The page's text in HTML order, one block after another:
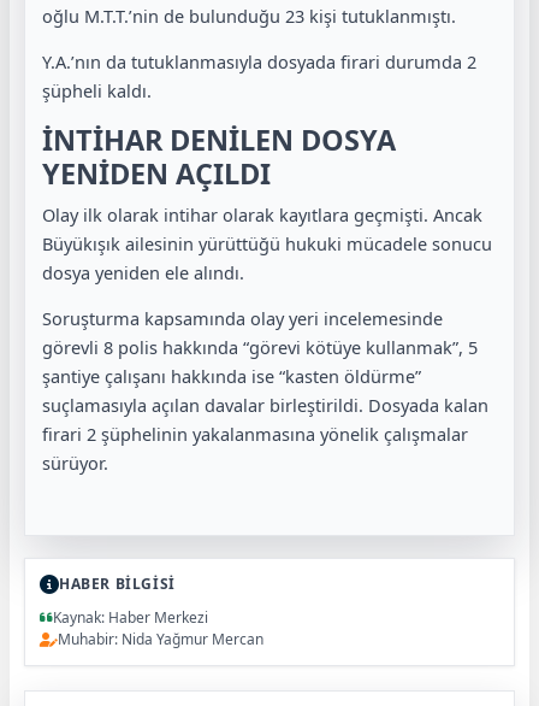
oğlu M.T.T.’nin de bulunduğu 23 kişi tutuklanmıştı.
Y.A.’nın da tutuklanmasıyla dosyada firari durumda 2
şüpheli kaldı.
İNTİHAR DENİLEN DOSYA
YENİDEN AÇILDI
Olay ilk olarak intihar olarak kayıtlara geçmişti. Ancak
Büyükışık ailesinin yürüttüğü hukuki mücadele sonucu
dosya yeniden ele alındı.
Soruşturma kapsamında olay yeri incelemesinde
görevli 8 polis hakkında “görevi kötüye kullanmak”, 5
şantiye çalışanı hakkında ise “kasten öldürme”
suçlamasıyla açılan davalar birleştirildi. Dosyada kalan
firari 2 şüphelinin yakalanmasına yönelik çalışmalar
sürüyor.
HABER BİLGİSİ
Kaynak: Haber Merkezi
Muhabir: Nida Yağmur Mercan